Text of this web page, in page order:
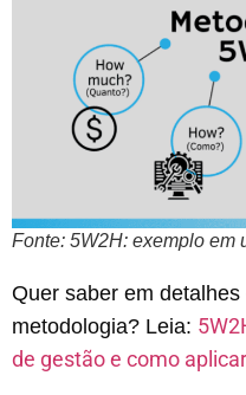
Fonte: 5W2H: exemplo em
Quer saber em
metodologia? Leia:
de gestão e como